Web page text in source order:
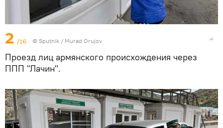
2 /16 © Sputnik / Murad Orujov
Проезд лиц армянского происхождения через
ППП "Лачин".